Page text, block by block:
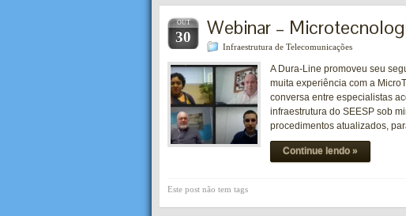
OUT
30 Webinar –
Infraestrutura de Telecomunicações
A Dura-Line promoveu seu
muita experiência com a
conversa entre especialistas
infraestrutura do SEESP sob
procedimentos atualizados,
Continue lendo »
Este post não tem tags